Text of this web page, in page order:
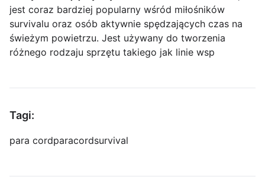
jest coraz bardziej popularny wśród miłośników
survivalu oraz osób aktywnie spędzających czas na
świeżym powietrzu. Jest używany do tworzenia
różnego rodzaju sprzętu takiego jak linie wsp
Tagi:
para cordparacordsurvival